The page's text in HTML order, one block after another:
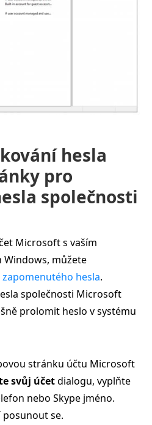
hesla
pro
společnosti
Microsoft s vaším
Windows, můžete
hesla.
společnosti Microsoft
prolomit heslo v systému
stránku účtu Microsoft
svůj účetdialogu, vyplňte
nebo Skype jméno.
posunout se.